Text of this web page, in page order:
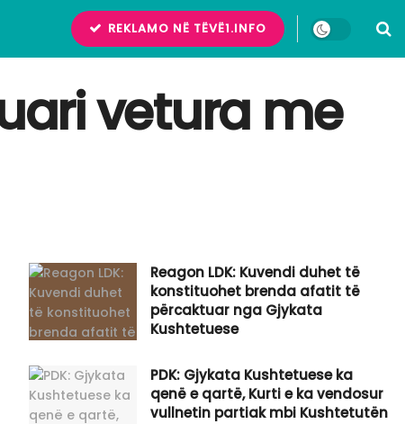
REKLAMO NË TËVË1.INFO
vetura me
Reagon LDK: Kuvendi duhet të
konstituohet brenda afatit të
përcaktuar nga Gjykata
Kushtetuese
PDK: Gjykata Kushtetuese ka
qenë e qartë, Kurti e ka vendosur
vullnetin partiak mbi Kushtetutën